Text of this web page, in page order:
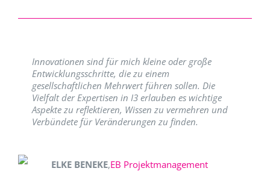
Innovationen sind für mich kleine oder große
Entwicklungsschritte, die zu einem
gesellschaftlichen Mehrwert führen sollen. Die
Vielfalt der Expertisen in I3 erlauben es wichtige
Aspekte zu reflektieren, Wissen zu vermehren und
Verbündete für Veränderungen zu finden.
ELKE BENEKE,EB Projektmanagement